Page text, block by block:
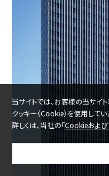
当サイトでは、お客様の当サイ
クッキー（Cookie）を使用してい
詳しくは、当社の「Cookieおよび